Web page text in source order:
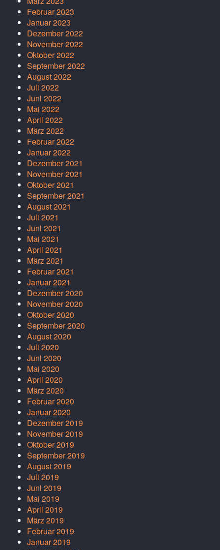
Februar 2023
Januar 2023
Dezember 2022
November 2022
Oktober 2022
September 2022
August 2022
Juli 2022
Juni 2022
Mai 2022
April 2022
März 2022
Februar 2022
Januar 2022
Dezember 2021
November 2021
Oktober 2021
September 2021
August 2021
Juli 2021
Juni 2021
Mai 2021
April 2021
März 2021
Februar 2021
Januar 2021
Dezember 2020
November 2020
Oktober 2020
September 2020
August 2020
Juli 2020
Juni 2020
Mai 2020
April 2020
März 2020
Februar 2020
Januar 2020
Dezember 2019
November 2019
Oktober 2019
September 2019
August 2019
Juli 2019
Juni 2019
Mai 2019
April 2019
März 2019
Februar 2019
Januar 2019